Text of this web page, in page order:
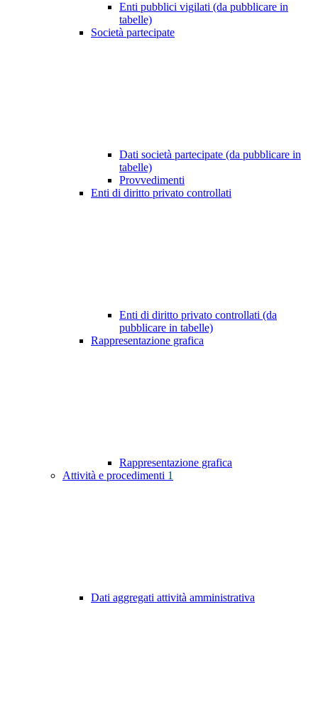
Enti pubblici vigilati (da pubblicare in
tabelle)
Società partecipate
Dati società partecipate (da pubblicare in
tabelle)
Provvedimenti
Enti di diritto privato controllati
Enti di diritto privato controllati (da
pubblicare in tabelle)
Rappresentazione grafica
Rappresentazione grafica
Attività e procedimenti 1
Dati aggregati attività amministrativa